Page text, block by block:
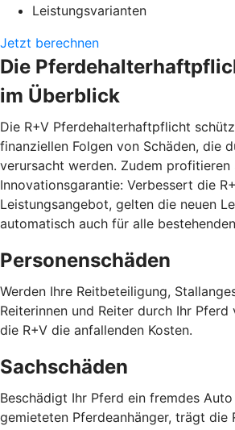
Leistungsvarianten
Jetzt berechnen
Die
im Überblick
Die R+V Pferdehalterhaftpflicht
finanziellen Folgen von Schäden, die
verursacht werden. Zudem profitieren
Innovationsgarantie: Verbessert die
Leistungsangebot, gelten die neuen
automatisch auch für alle
Personenschäden
Werden Ihre Reitbeteiligung,
Reiterinnen und Reiter durch Ihr
die R+V die anfallenden Kosten.
Sachschäden
Beschädigt Ihr Pferd ein fremdes
gemieteten Pferdeanhänger, trägt die